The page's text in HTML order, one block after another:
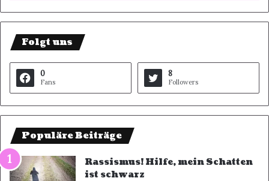
Folgt uns
0
Fans
8
Followers
Populäre Beiträge
Rassismus! Hilfe, mein Schatten
ist schwarz